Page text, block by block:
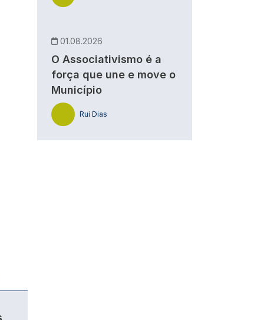
01.08.2026
O Associativismo é a
força que une e move o
Município
Rui Dias